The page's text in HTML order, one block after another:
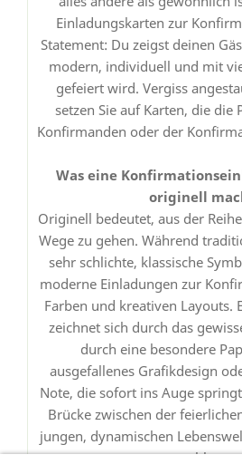
Einladungskarten zur
Statement: Du zeigst deinen
modern, individuell und mit
gefeiert wird. Vergiss
setzen Sie auf Karten, die die
Konfirmanden oder der
Was eine
originell
Originell bedeutet, aus der
Wege zu gehen. Während
sehr schlichte, klassische
moderne Einladungen zur
Farben und kreativen Layouts.
zeichnet sich durch das
durch eine besondere
ausgefallenes Grafikdesign
Note, die sofort ins Auge
Brücke zwischen der
jungen, dynamischen
zu schlagen.